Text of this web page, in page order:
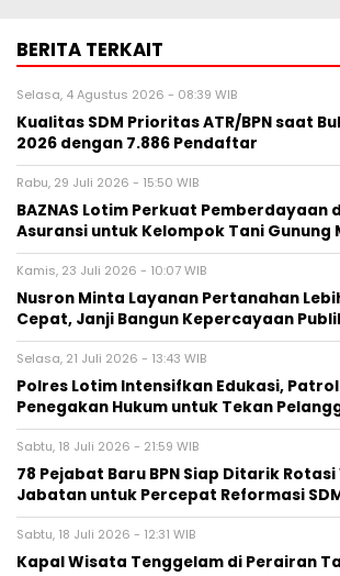
BERITA TERKAIT
Selasa, 4 Agustus 2026 - 08:39 WIB
Kualitas SDM Prioritas ATR/BPN saat
2026 dengan 7.886 Pendaftar
Rabu, 29 Juli 2026 - 15:50 WIB
BAZNAS Lotim Perkuat Pemberdayaan
Asuransi untuk Kelompok Tani Gunung
Kamis, 23 Juli 2026 - 10:07 WIB
Nusron Minta Layanan Pertanahan
Cepat, Janji Bangun Kepercayaan
Selasa, 21 Juli 2026 - 13:43 WIB
Polres Lotim Intensifkan Edukasi,
Penegakan Hukum untuk Tekan
Sabtu, 18 Juli 2026 - 21:59 WIB
78 Pejabat Baru BPN Siap Ditarik
Jabatan untuk Percepat Reformasi
Sabtu, 18 Juli 2026 - 12:31 WIB
Kapal Wisata Tenggelam di Perairan